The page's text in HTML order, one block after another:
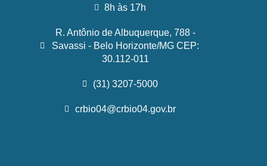
8h às 17h
R. Antônio de Albuquerque, 788 -
Savassi - Belo Horizonte/MG CEP:
30.112-011
(31) 3207-5000
crbio04@crbio04.gov.br